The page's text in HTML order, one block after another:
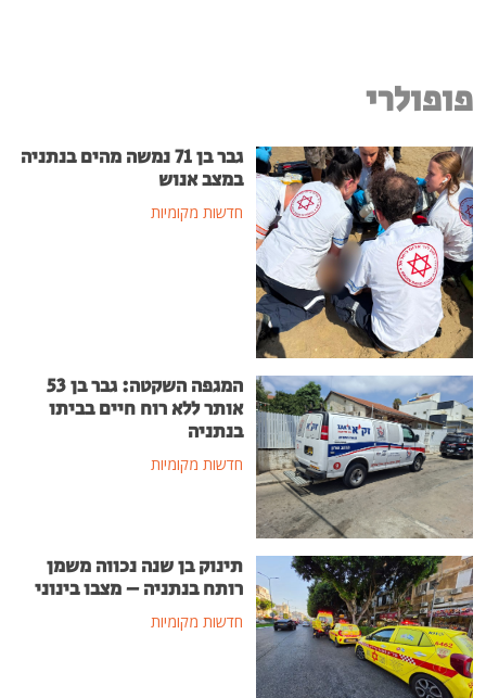
פופולרי
גבר בן 71 נמשה מהים בנתניה
במצב אנוש
חדשות מקומיות
המגפה השקטה: גבר בן 53
אותר ללא רוח חיים בביתו
בנתניה
חדשות מקומיות
תינוק בן שנה נכווה משמן
רותח בנתניה – מצבו בינוני
חדשות מקומיות